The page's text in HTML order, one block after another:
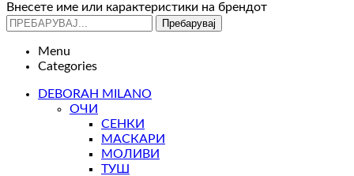
Внесете име или карактеристики на брендот
Пребарувај
Menu
Categories
DEBORAH MILANO
ОЧИ
СЕНКИ
МАСКАРИ
МОЛИВИ
ТУШ